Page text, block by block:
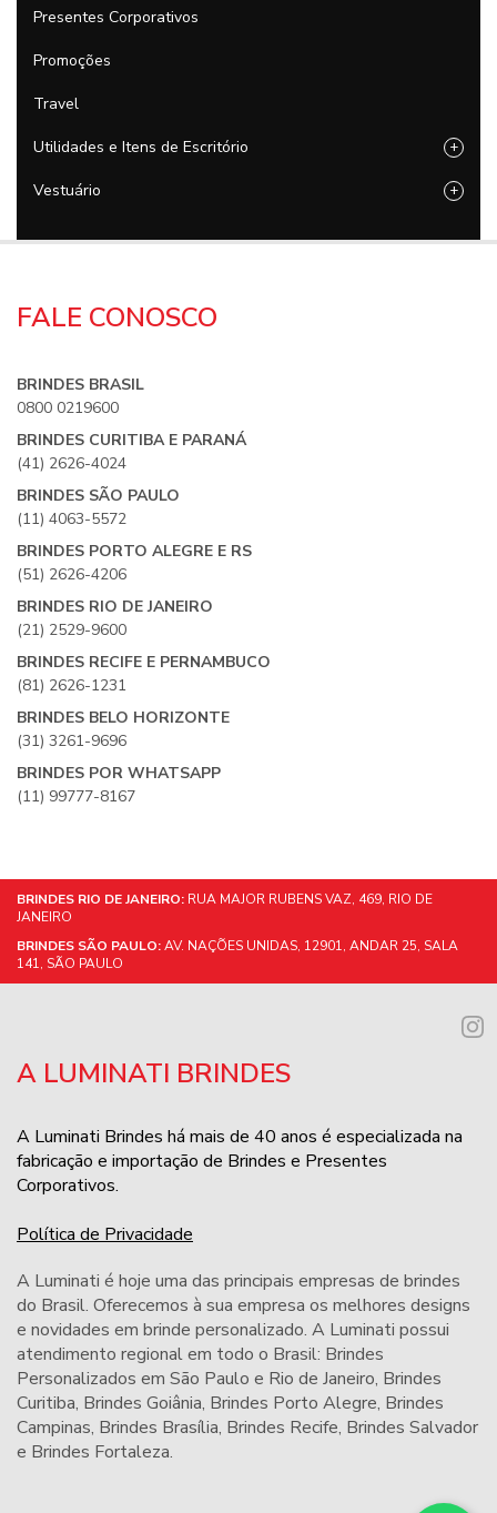
Presentes Corporativos
Promoções
Travel
Utilidades e Itens de Escritório +
Vestuário +
FALE CONOSCO
BRINDES BRASIL
0800 0219600
BRINDES CURITIBA E PARANÁ
(41) 2626-4024
BRINDES SÃO PAULO
(11) 4063-5572
BRINDES PORTO ALEGRE E RS
(51) 2626-4206
BRINDES RIO DE JANEIRO
(21) 2529-9600
BRINDES RECIFE E PERNAMBUCO
(81) 2626-1231
BRINDES BELO HORIZONTE
(31) 3261-9696
BRINDES POR WHATSAPP
(11) 99777-8167
BRINDES RIO DE JANEIRO: RUA MAJOR RUBENS VAZ, 469, RIO DE
JANEIRO
BRINDES SÃO PAULO:AV. NAÇÕES UNIDAS, 12901, ANDAR 25, SALA
141, SÃO PAULO
A LUMINATI BRINDES
A Luminati Brindes há mais de 40 anos é especializada na
fabricação e importação de Brindes e Presentes
Corporativos.
Política de Privacidade
A Luminati é hoje uma das principais empresas de brindes
do Brasil. Oferecemos à sua empresa os melhores designs
e novidades em brinde personalizado. A Luminati possui
atendimento regional em todo o Brasil: Brindes
Personalizados em São Paulo e Rio de Janeiro, Brindes
Curitiba, Brindes Goiânia, Brindes Porto Alegre, Brindes
Campinas, Brindes Brasília, Brindes Recife, Brindes Salvador
e Brindes Fortaleza.